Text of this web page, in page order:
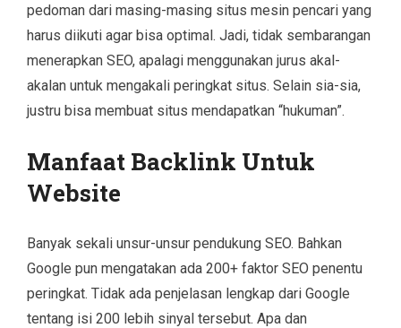
pedoman dari masing-masing situs mesin pencari yang
harus diikuti agar bisa optimal. Jadi, tidak sembarangan
menerapkan SEO, apalagi menggunakan jurus akal-
akalan untuk mengakali peringkat situs. Selain sia-sia,
justru bisa membuat situs mendapatkan “hukuman”.
Manfaat Backlink Untuk
Website
Banyak sekali unsur-unsur pendukung SEO. Bahkan
Google pun mengatakan ada 200+ faktor SEO penentu
peringkat. Tidak ada penjelasan lengkap dari Google
tentang isi 200 lebih sinyal tersebut. Apa dan